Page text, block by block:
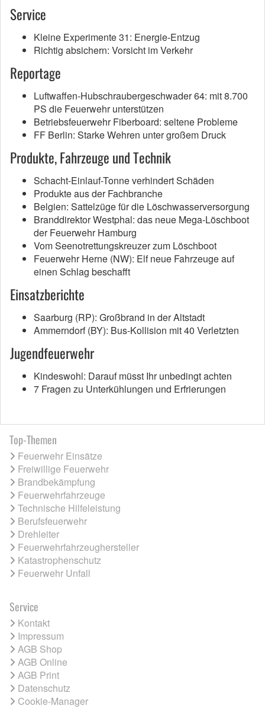
Service
Kleine Experimente 31: Energie-Entzug
Richtig absichern: Vorsicht im Verkehr
Reportage
Luftwaffen-Hubschraubergeschwader 64: mit 8.700
PS die Feuerwehr unterstützen
Betriebsfeuerwehr Fiberboard: seltene Probleme
FF Berlin: Starke Wehren unter großem Druck
Produkte, Fahrzeuge und Technik
Schacht-Einlauf-Tonne verhindert Schäden
Produkte aus der Fachbranche
Belgien: Sattelzüge für die Löschwasserversorgung
Branddirektor Westphal: das neue Mega-Löschboot
der Feuerwehr Hamburg
Vom Seenotrettungskreuzer zum Löschboot
Feuerwehr Herne (NW): Elf neue Fahrzeuge auf
einen Schlag beschafft
Einsatzberichte
Saarburg (RP): Großbrand in der Altstadt
Ammerndorf (BY): Bus-Kollision mit 40 Verletzten
Jugendfeuerwehr
Kindeswohl: Darauf müsst Ihr unbedingt achten
7 Fragen zu Unterkühlungen und Erfrierungen
Top-Themen
Feuerwehr Einsätze
Freiwillige Feuerwehr
Brandbekämpfung
Feuerwehrfahrzeuge
Technische Hilfeleistung
Berufsfeuerwehr
Drehleiter
Feuerwehrfahrzeughersteller
Katastrophenschutz
Feuerwehr Unfall
Service
Kontakt
Impressum
AGB Shop
AGB Online
AGB Print
Datenschutz
Cookie-Manager